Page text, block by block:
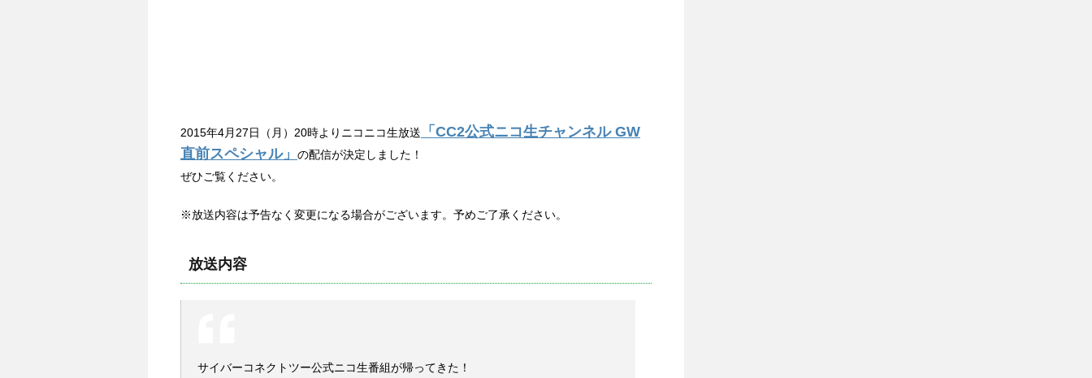
2015年4月27日（月）20時よりニコニコ生放送
「CC2公式ニコ生チャンネル GW
直前スペシャル」
の配信が決定しました！
ぜひご覧ください。
※放送内容は予告なく変更になる場合がございます。予めご了承ください。
放送内容
サイバーコネクトツー公式ニコ生番組が帰ってきた！